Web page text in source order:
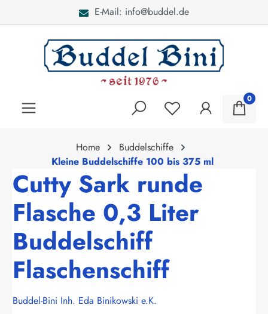
E-Mail: info@buddel.de
0
Home
Buddelschiffe
Kleine Buddelschiffe 100 bis 375 ml
Cutty Sark runde
Flasche 0,3 Liter
Buddelschiff
Flaschenschiff
Buddel-Bini Inh. Eda Binikowski e.K.